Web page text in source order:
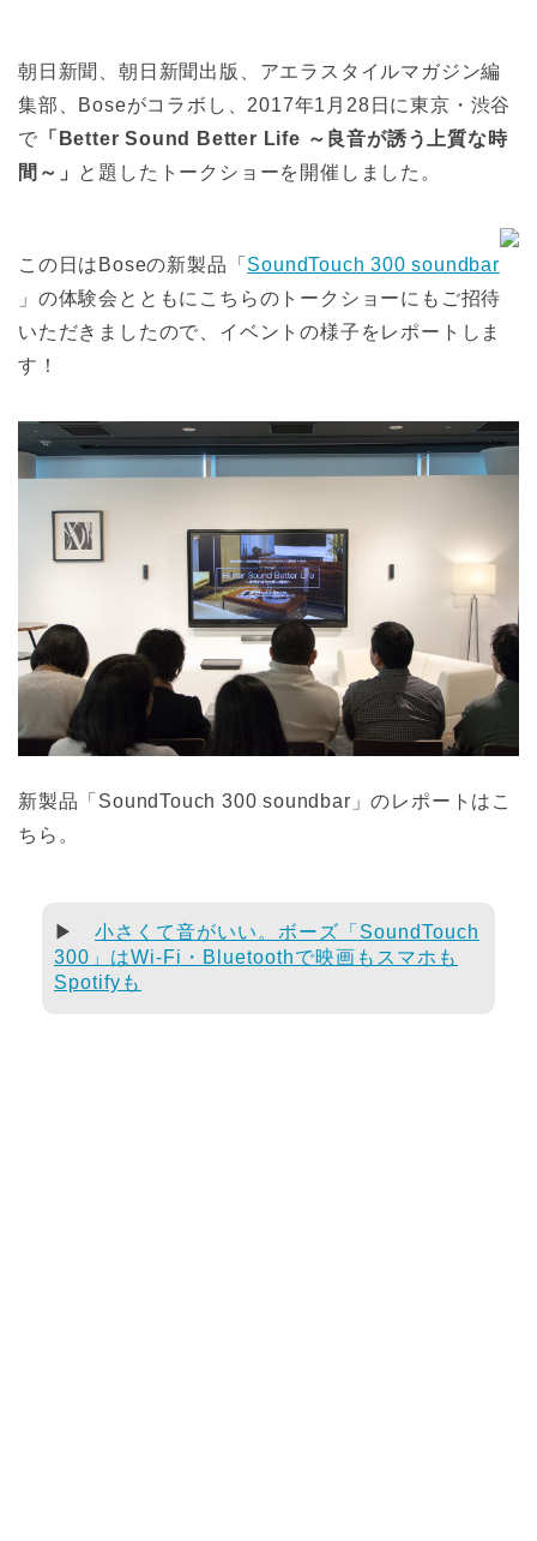
朝日新聞、朝日新聞出版、アエラスタイルマガジン編
集部、Boseがコラボし、2017年1月28日に東京・渋谷
で 「Better Sound Better Life ～良音が誘う上質な時
間～」 と題したトークショーを開催しました。
この日はBoseの新製品「 SoundTouch 300 soundbar
」の体験会とともにこちらのトークショーにもご招待
いただきましたので、イベントの様子をレポートしま
す！
新製品「SoundTouch 300 soundbar」のレポートはこ
ちら。
▶ 小さくて音がいい。ボーズ「SoundTouch
300」はWi-Fi・Bluetoothで映画もスマホも
Spotifyも